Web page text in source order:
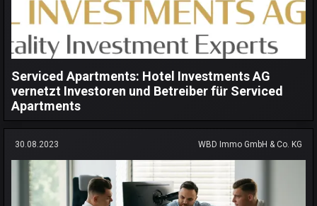
Serviced Apartments: Hotel Investments AG
vernetzt Investoren und Betreiber für Serviced
Apartments
30.08.2023 WBD Immo GmbH & Co. KG